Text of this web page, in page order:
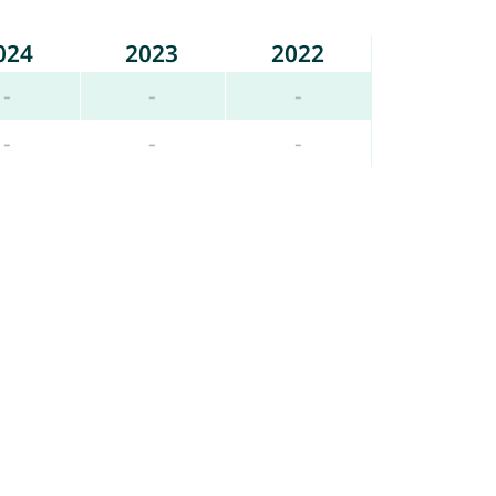
2023
2022
-
-
-
-
- -